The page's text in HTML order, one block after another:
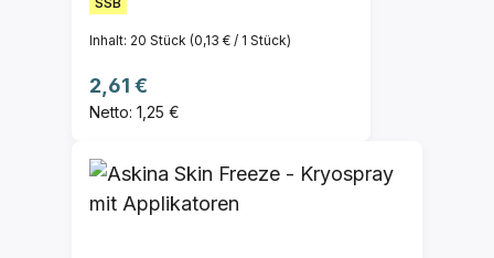
Inhalt: 20 Stück (0,13 € / 1 Stück)
Regulärer Preis:
2,61 €
Netto: 1,25 €